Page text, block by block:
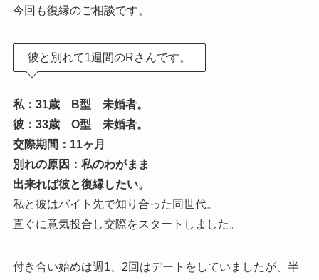
今回も復縁のご相談です。
彼と別れて1週間のRさんです。
私：31歳 B型 未婚者。
彼：33歳 O型 未婚者。
交際期間：11ヶ月
別れの原因：私のわがまま
出来れば彼と復縁したい。
私と彼はバイト先で知り合った同世代。
直ぐに意気投合し交際をスタートしました。
付き合い始めは週1、2回はデートをしていましたが、半